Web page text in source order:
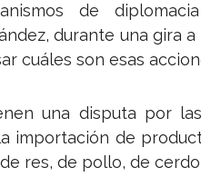
de
durante una gira
cuáles son esas
una disputa por las
importación de
res, de pollo, de